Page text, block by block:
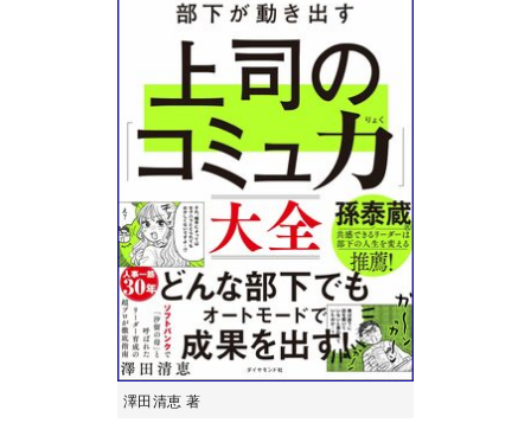
澤田清恵 著